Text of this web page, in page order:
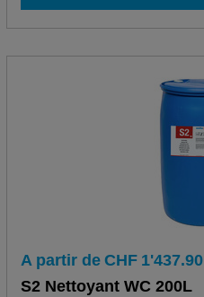
A partir de CHF 1'437.90
S2 Nettoyant WC 200L